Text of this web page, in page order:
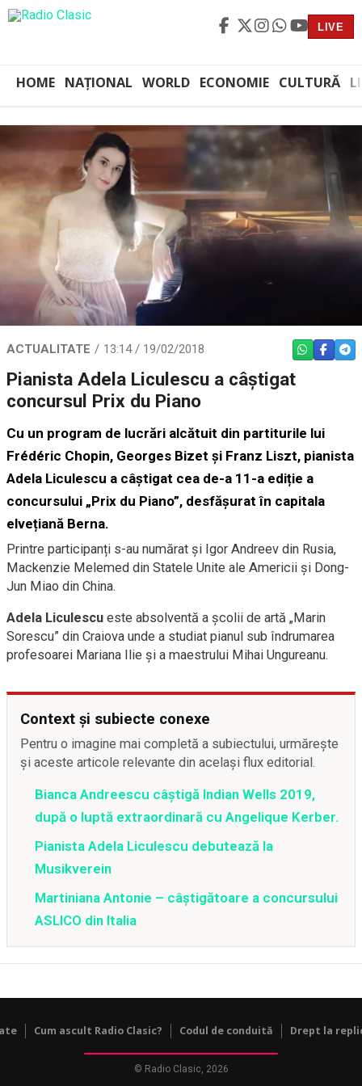
LIVE
HOME NAȚIONAL WORLD ECONOMIE CULTURĂ
ACTUALITATE 13:14 / 19/02/2018 WHATSAPP
Pianista Adela Liculescu a câștigat
concursul Prix du Piano
Cu un program de lucrări alcătuit din partiturile lui
Frédéric Chopin, Georges Bizet și Franz Liszt, pianista
Adela Liculescu a câștigat cea de-a 11-a ediție a
concursului „Prix du Piano”, desfășurat în capitala
elvețiană Berna.
Printre participanți s-au numărat și Igor Andreev din Rusia,
Mackenzie Melemed din Statele Unite ale Americii și Dong-
Jun Miao din China.
Adela Liculescu este absolventă a şcolii de artă „Marin
Sorescu” din Craiova unde a studiat pianul sub îndrumarea
profesoarei Mariana Ilie şi a maestrului Mihai Ungureanu.
Context și subiecte conexe
Pentru o imagine mai completă a subiectului, urmărește
și aceste articole relevante din același flux editorial.
Bianca Andreescu câștigă Indian Wells 2019,
după o luptă extraordinară cu Angelique Kerber.
Pianista Adela Liculescu debutează la
Musikverein
Martiniana Antonie – câştigătoare a concursului
ASLICO din Italia
Cum ascult Radio Clasic? Codul de conduită Drept la
© Radio Clasic, 2026